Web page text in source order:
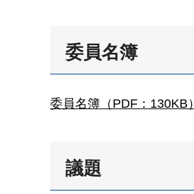
委員名簿
委員名簿（PDF：130KB）
議題